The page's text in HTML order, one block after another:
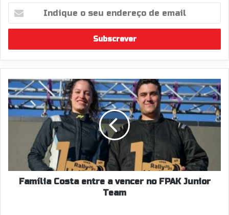
seu
de
email
Família
Costa
entre
a
Junior
Team
Família Costa entre a vencer no FPAK Junior
Team